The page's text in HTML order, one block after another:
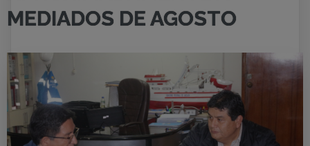
MEDIADOS DE AGOSTO